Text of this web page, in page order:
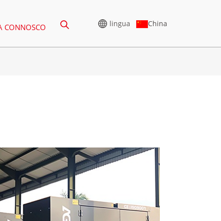
250 A 1100 KVA
275 A 880 KVA
250-825 KVA
165 A 935 KVA
SERIE M 1100-4000 KVA
SERIE MS 715-2500 KVA
CONNOSCO lingua China